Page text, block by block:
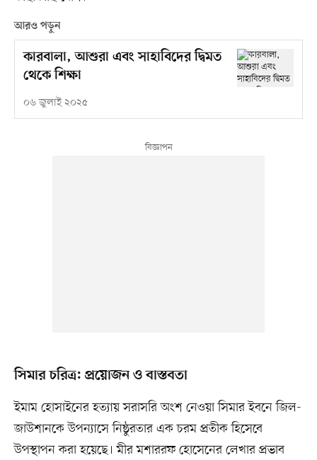
আরও পড়ুন
কারবালা, আশুরা এবং সাহাবিদের দ্বিমত
থেকে শিক্ষা
০৬ জুলাই ২০২৫
সিমার চরিত্র: প্রয়োজন ও বাস্তবতা
ইমাম হোসাইনের হত্যায় সরাসরি অংশ নেওয়া সিমার ইবনে জিল-
জাউশানকে উপন্যাসে নিষ্ঠুরতার এক চরম প্রতীক হিসেবে
উপস্থাপন করা হয়েছে। মীর মশাররফ হোসেনের লেখার প্রভাব